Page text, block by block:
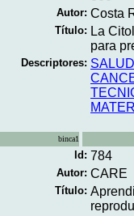
Autor: Costa
Título: La
para
Descriptores:
binca1
Id: 784
Autor: CARE
Título: